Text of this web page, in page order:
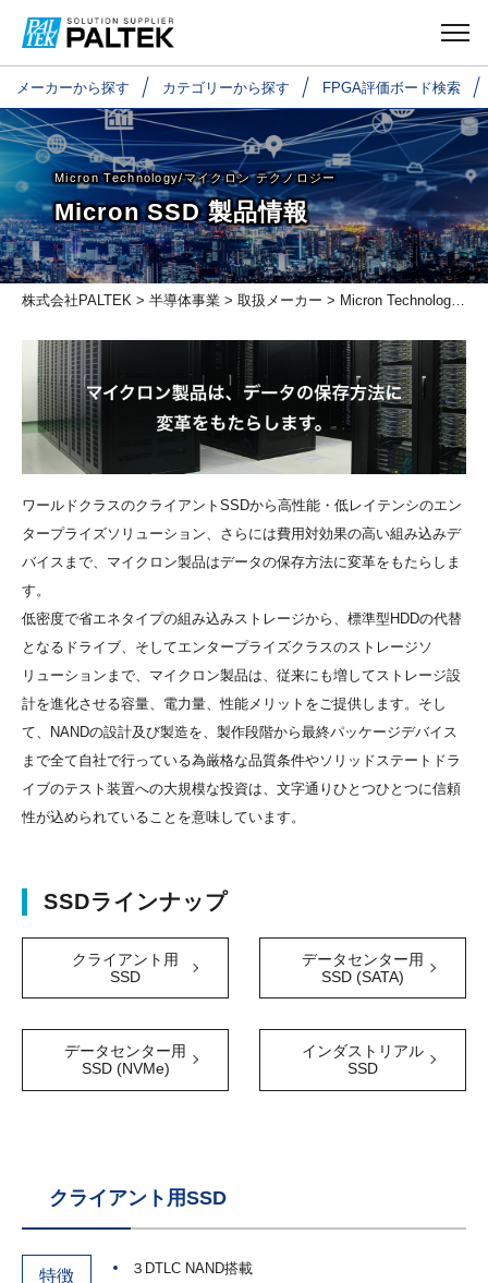
メーカーから探す カテゴリーから探す FPGA評価ボード検索
株式会社PALTEK > 半導体事業 > 取扱メーカー > Micron Technology/マイクロン テクノロジー
Micron Technology/マイクロン テクノロジー
Micron SSD 製品情報
ワールドクラスのクライアントSSDから高性能・低レイテンシのエン
タープライズソリューション、さらには費用対効果の高い組み込みデ
バイスまで、マイクロン製品はデータの保存方法に変革をもたらしま
す。
低密度で省エネタイプの組み込みストレージから、標準型HDDの代替
となるドライブ、そしてエンタープライズクラスのストレージソ
リューションまで、マイクロン製品は、従来にも増してストレージ設
計を進化させる容量、電力量、性能メリットをご提供します。そし
て、NANDの設計及び製造を、製作段階から最終パッケージデバイス
まで全て自社で行っている為厳格な品質条件やソリッドステートドラ
イブのテスト装置への大規模な投資は、文字通りひとつひとつに信頼
性が込められていることを意味しています。
SSDラインナップ
クライアント用
SSD
データセンター用
SSD (SATA)
データセンター用
SSD (NVMe)
インダストリアル
SSD
クライアント用SSD
特徴
３DTLC NAND搭載